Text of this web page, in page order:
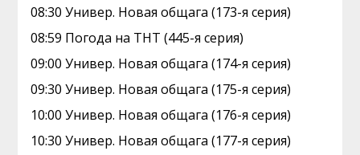
08:30 Универ. Новая общага (173-я серия)
08:59 Погода на ТНТ (445-я серия)
09:00 Универ. Новая общага (174-я серия)
09:30 Универ. Новая общага (175-я серия)
10:00 Универ. Новая общага (176-я серия)
10:30 Универ. Новая общага (177-я серия)